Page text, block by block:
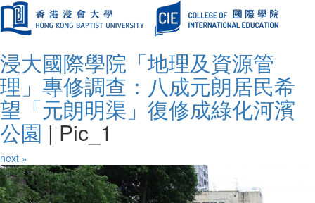
浸大國際學院「地理及資源管
理」專修調查：八成元朗居民希
望「元朗明渠」復修成綠化河濱
公園 | Pic_1
next »